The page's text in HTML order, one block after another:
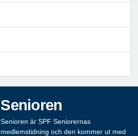
Senioren
Senioren är SPF Seniorernas
medlemstidning och den kommer ut med